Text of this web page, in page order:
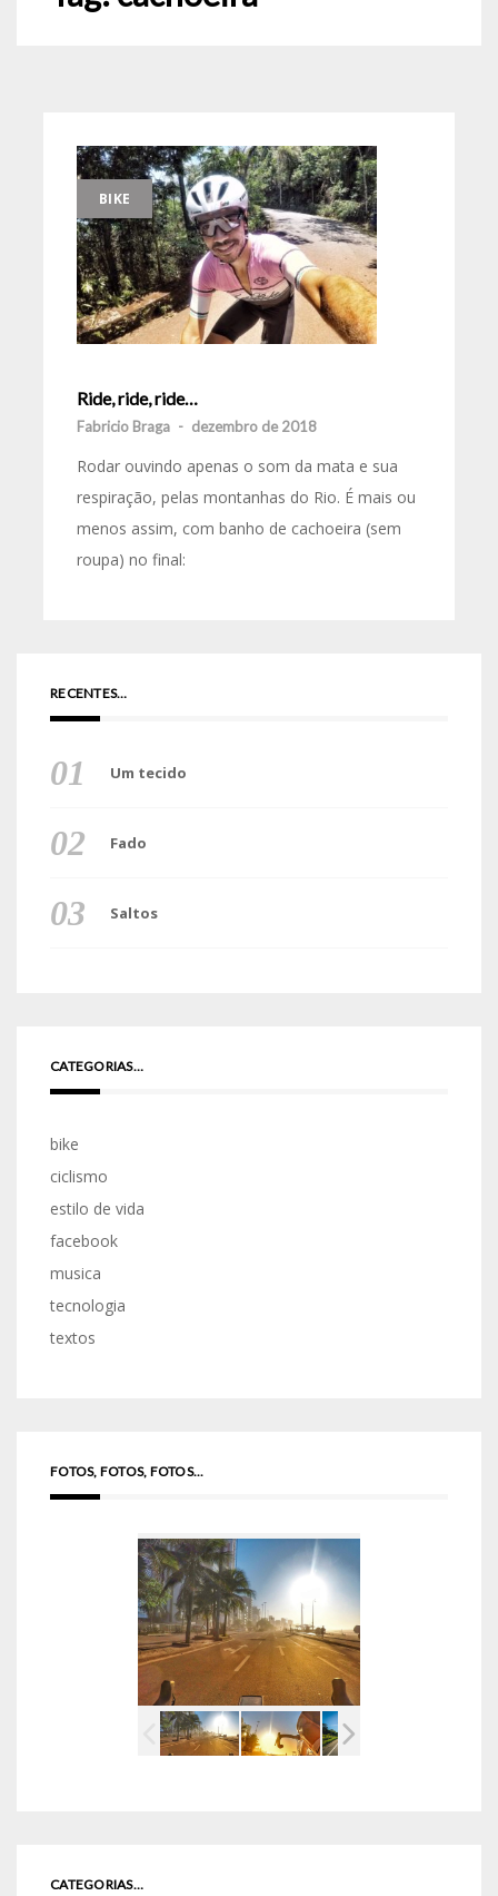
BIKE
Ride, ride, ride…
Fabricio Braga - dezembro de 2018
Rodar ouvindo apenas o som da mata e sua
respiração, pelas montanhas do Rio. É mais ou
menos assim, com banho de cachoeira (sem
roupa) no final:
RECENTES…
Um tecido
Fado
Saltos
CATEGORIAS…
bike
ciclismo
estilo de vida
facebook
musica
tecnologia
textos
FOTOS, FOTOS, FOTOS...
CATEGORIAS…